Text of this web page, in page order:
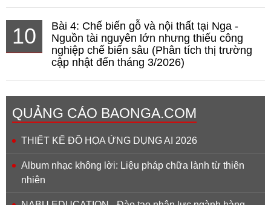
10
Bài 4: Chế biến gỗ và nội thất tại Nga -
Nguồn tài nguyên lớn nhưng thiếu công
nghiệp chế biến sâu (Phân tích thị trường
cập nhật đến tháng 3/2026)
QUẢNG CÁO BAONGA.COM
THIẾT KẾ ĐỒ HỌA ỨNG DỤNG AI 2026
Album nhạc không lời: Liệu pháp chữa lành từ thiên
nhiên